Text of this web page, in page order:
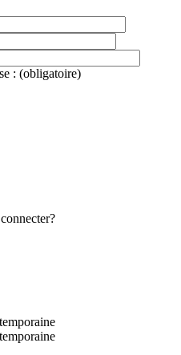
: (obligatoire)